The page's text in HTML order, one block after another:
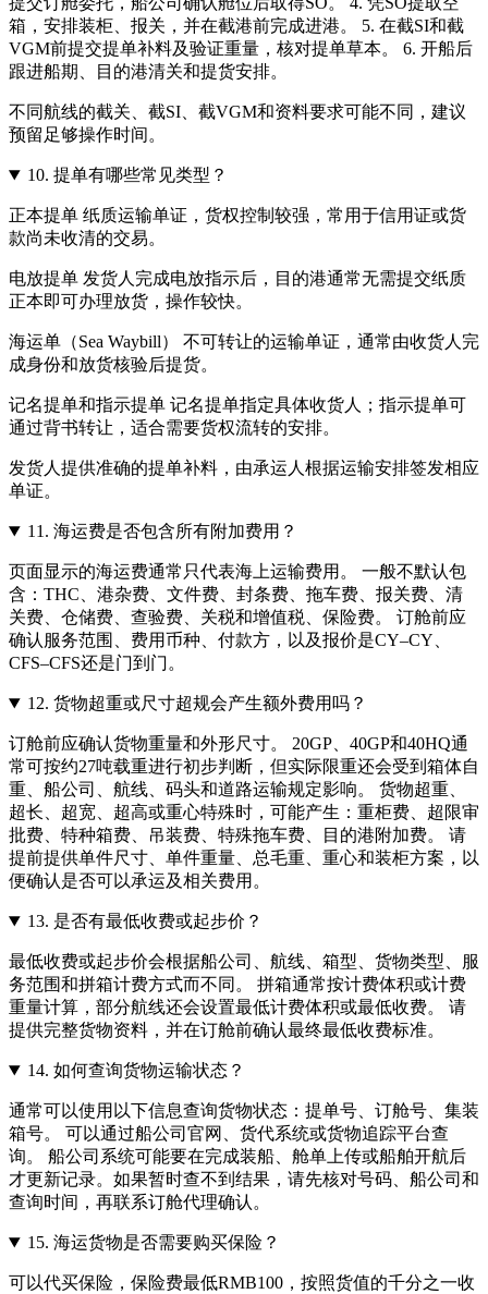
箱，安排装柜、报关，并在截港前完成进港。 5. 在截SI和截
VGM前提交提单补料及验证重量，核对提单草本。 6. 开船后
跟进船期、目的港清关和提货安排。
不同航线的截关、截SI、截VGM和资料要求可能不同，建议
预留足够操作时间。
10. 提单有哪些常见类型？
正本提单 纸质运输单证，货权控制较强，常用于信用证或货
款尚未收清的交易。
电放提单 发货人完成电放指示后，目的港通常无需提交纸质
正本即可办理放货，操作较快。
海运单（Sea Waybill） 不可转让的运输单证，通常由收货人完
成身份和放货核验后提货。
记名提单和指示提单 记名提单指定具体收货人；指示提单可
通过背书转让，适合需要货权流转的安排。
发货人提供准确的提单补料，由承运人根据运输安排签发相应
单证。
11. 海运费是否包含所有附加费用？
页面显示的海运费通常只代表海上运输费用。 一般不默认包
含：THC、港杂费、文件费、封条费、拖车费、报关费、清
关费、仓储费、查验费、关税和增值税、保险费。 订舱前应
确认服务范围、费用币种、付款方，以及报价是CY–CY、
CFS–CFS还是门到门。
12. 货物超重或尺寸超规会产生额外费用吗？
订舱前应确认货物重量和外形尺寸。 20GP、40GP和40HQ通
常可按约27吨载重进行初步判断，但实际限重还会受到箱体自
重、船公司、航线、码头和道路运输规定影响。 货物超重、
超长、超宽、超高或重心特殊时，可能产生：重柜费、超限审
批费、特种箱费、吊装费、特殊拖车费、目的港附加费。 请
提前提供单件尺寸、单件重量、总毛重、重心和装柜方案，以
便确认是否可以承运及相关费用。
13. 是否有最低收费或起步价？
最低收费或起步价会根据船公司、航线、箱型、货物类型、服
务范围和拼箱计费方式而不同。 拼箱通常按计费体积或计费
重量计算，部分航线还会设置最低计费体积或最低收费。 请
提供完整货物资料，并在订舱前确认最终最低收费标准。
14. 如何查询货物运输状态？
通常可以使用以下信息查询货物状态：提单号、订舱号、集装
箱号。 可以通过船公司官网、货代系统或货物追踪平台查
询。 船公司系统可能要在完成装船、舱单上传或船舶开航后
才更新记录。如果暂时查不到结果，请先核对号码、船公司和
查询时间，再联系订舱代理确认。
15. 海运货物是否需要购买保险？
可以代买保险，保险费最低RMB100，按照货值的千分之一收